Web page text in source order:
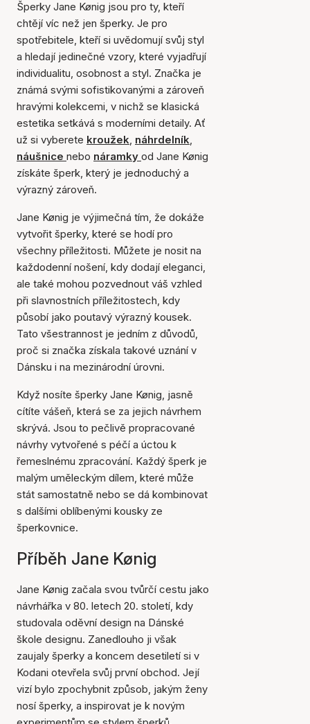
Šperky Jane Kønig jsou pro ty, kteří
chtějí víc než jen šperky. Je pro
spotřebitele, kteří si uvědomují svůj styl
a hledají jedinečné vzory, které vyjadřují
individualitu, osobnost a styl. Značka je
známá svými sofistikovanými a zároveň
hravými kolekcemi, v nichž se klasická
estetika setkává s moderními detaily. Ať
už si vyberete kroužek, náhrdelník,
náušnice nebo náramky od Jane Kønig
získáte šperk, který je jednoduchý a
výrazný zároveň.
Jane Kønig je výjimečná tím, že dokáže
vytvořit šperky, které se hodí pro
všechny příležitosti. Můžete je nosit na
každodenní nošení, kdy dodají eleganci,
ale také mohou pozvednout váš vzhled
při slavnostních příležitostech, kdy
působí jako poutavý výrazný kousek.
Tato všestrannost je jedním z důvodů,
proč si značka získala takové uznání v
Dánsku i na mezinárodní úrovni.
Když nosíte šperky Jane Kønig, jasně
cítíte vášeň, která se za jejich návrhem
skrývá. Jsou to pečlivě propracované
návrhy vytvořené s péčí a úctou k
řemeslnému zpracování. Každý šperk je
malým uměleckým dílem, které může
stát samostatně nebo se dá kombinovat
s dalšími oblíbenými kousky ze
šperkovnice.
Příběh Jane Kønig
Jane Kønig začala svou tvůrčí cestu jako
návrhářka v 80. letech 20. století, kdy
studovala oděvní design na Dánské
škole designu. Zanedlouho ji však
zaujaly šperky a koncem desetiletí si v
Kodani otevřela svůj první obchod. Její
vizí bylo zpochybnit způsob, jakým ženy
nosí šperky, a inspirovat je k novým